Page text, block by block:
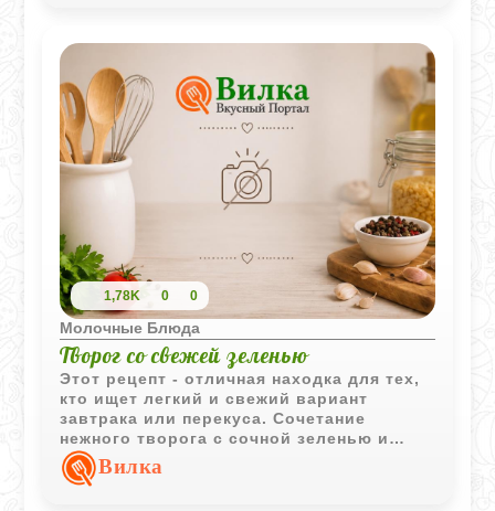
приходу гостей или просто побаловать
себя под сериал. Хруст сухариков,
горячий сыр и холодная сметана -
сочетание просто беспроигрышное,
особенно если добавить на тарелку
немного сочной фасоли для баланса.
1,78K 0 0
Молочные Блюда
Творог со свежей зеленью
Этот рецепт - отличная находка для тех,
кто ищет легкий и свежий вариант
завтрака или перекуса. Сочетание
нежного творога с сочной зеленью и
прохладной сметаной получается очень
гармоничным, а небольшое количество
Вилка